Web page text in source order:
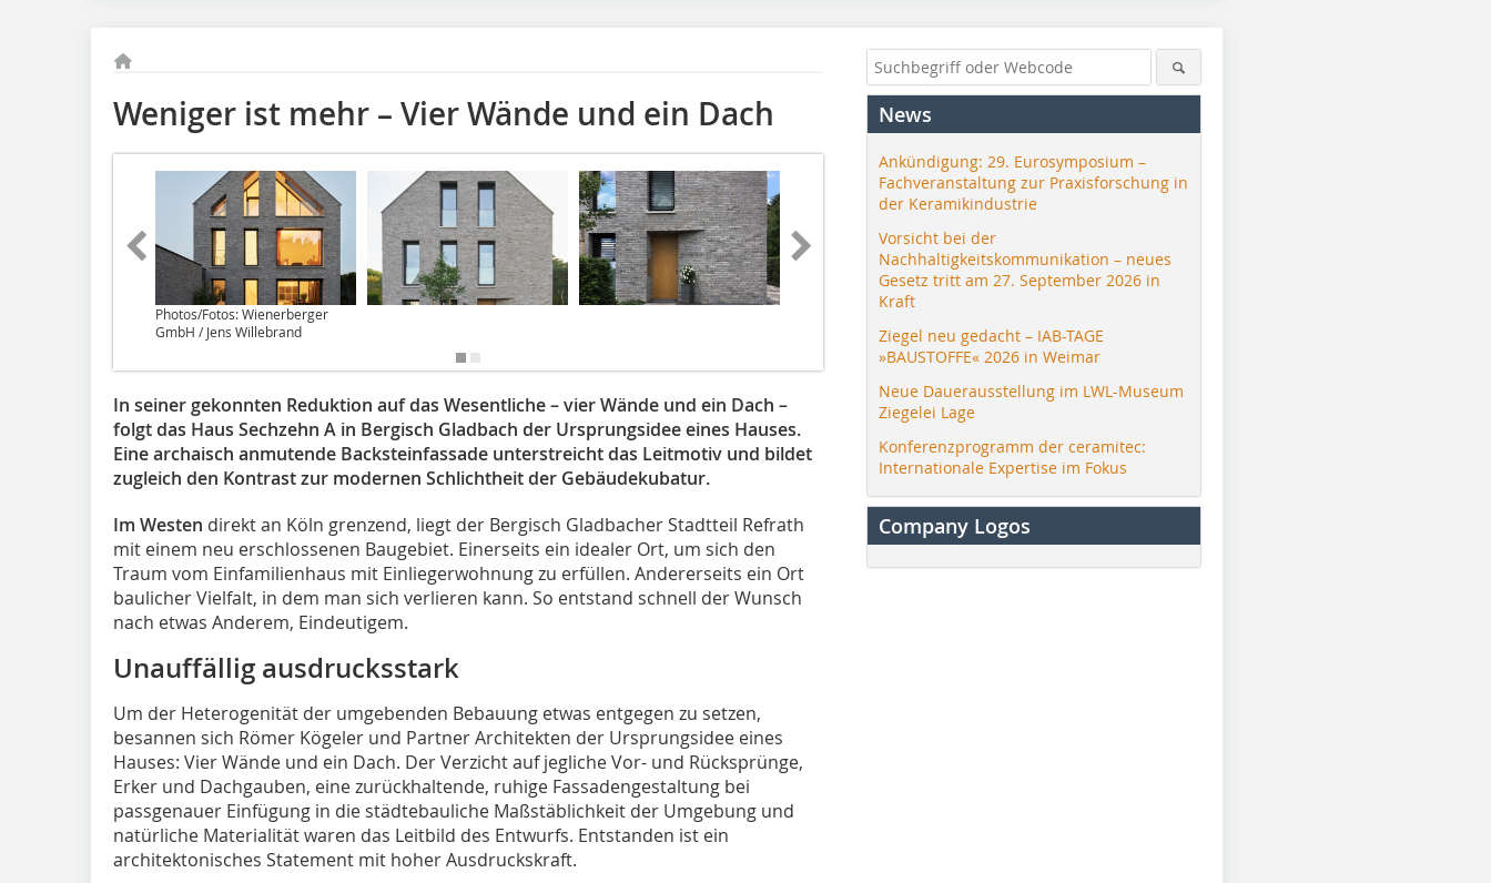
Weniger ist mehr – Vier Wände und ein Dach
Photos/Fotos: Wienerberger
GmbH / Jens Willebrand
In seiner gekonnten Reduktion auf das Wesentliche – vier Wände und ein Dach –
folgt das Haus Sechzehn A in Bergisch Gladbach der Ursprungsidee eines Hauses.
Eine archaisch anmutende Backsteinfassade unterstreicht das Leitmotiv und bildet
zugleich den Kontrast zur modernen Schlichtheit der Gebäudekubatur.
Im Westen direkt an Köln grenzend, liegt der Bergisch Gladbacher Stadtteil Refrath
mit einem neu erschlossenen Baugebiet. Einerseits ein idealer Ort, um sich den
Traum vom Einfamilienhaus mit Einliegerwohnung zu erfüllen. Andererseits ein Ort
baulicher Vielfalt, in dem man sich verlieren kann. So entstand schnell der Wunsch
nach etwas Anderem, Eindeutigem.
Unauffällig ausdrucksstark
Um der Heterogenität der umgebenden Bebauung etwas entgegen zu setzen,
besannen sich Römer Kögeler und Partner Architekten der Ursprungsidee eines
Hauses: Vier Wände und ein Dach. Der Verzicht auf jegliche Vor- und Rücksprünge,
Erker und Dachgauben, eine zurückhaltende, ruhige Fassadengestaltung bei
passgenauer Einfügung in die städtebauliche Maßstäblichkeit der Umgebung und
natürliche Materialität waren das Leitbild des Entwurfs. Entstanden ist ein
architektonisches Statement mit hoher Ausdruckskraft.
News
Ankündigung: 29. Eurosymposium –
Fachveranstaltung zur Praxisforschung in
der Keramikindustrie
Vorsicht bei der
Nachhaltigkeitskommunikation – neues
Gesetz tritt am 27. September 2026 in
Kraft
Ziegel neu gedacht – IAB-TAGE
»BAUSTOFFE« 2026 in Weimar
Neue Dauerausstellung im LWL-Museum
Ziegelei Lage
Konferenzprogramm der ceramitec:
Internationale Expertise im Fokus
Company Logos